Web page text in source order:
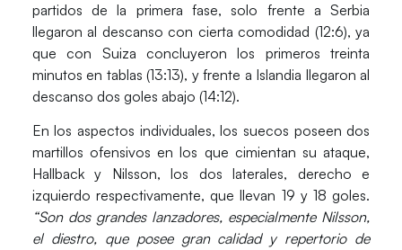
partidos de la primera fase, solo frente a Serbia
llegaron al descanso con cierta comodidad (12:6), ya
que con Suiza concluyeron los primeros treinta
minutos en tablas (13:13), y frente a Islandia llegaron al
descanso dos goles abajo (14:12).
En los aspectos individuales, los suecos poseen dos
martillos ofensivos en los que cimientan su ataque,
Hallback y Nilsson, los dos laterales, derecho e
izquierdo respectivamente, que llevan 19 y 18 goles.
“Son dos grandes lanzadores, especialmente Nilsson,
el diestro, que posee gran calidad y repertorio de